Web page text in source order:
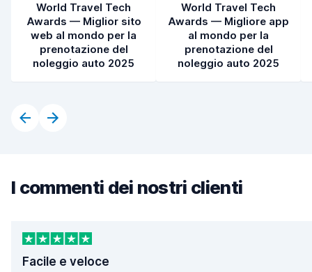
World Travel Tech
Awards — Miglior sito
web al mondo per la
prenotazione del
noleggio auto 2025
World Travel Tech
Awards — Migliore app
al mondo per la
prenotazione del
noleggio auto 2025
I commenti dei nostri clienti
Facile e veloce